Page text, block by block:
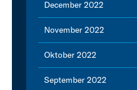
December 2022
November 2022
Oktober 2022
September 2022